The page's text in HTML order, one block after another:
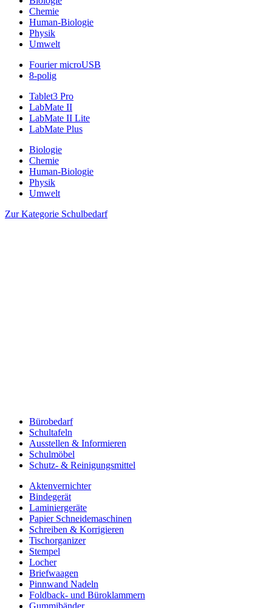
Chemie
Human-Biologie
Physik
Umwelt
Fourier microUSB
8-polig
Tablet3 Pro
LabMate II
LabMate II Lite
LabMate Plus
Biologie
Chemie
Human-Biologie
Physik
Umwelt
Zur Kategorie Schulbedarf
Bürobedarf
Schultafeln
Ausstellen & Informieren
Schulmöbel
Schutz- & Reinigungsmittel
Aktenvernichter
Bindegerät
Laminiergeräte
Papier Schneidemaschinen
Schreiben & Korrigieren
Tischorganizer
Stempel
Locher
Briefwaagen
Pinnwand Nadeln
Foldback- und Büroklammern
Gummibänder